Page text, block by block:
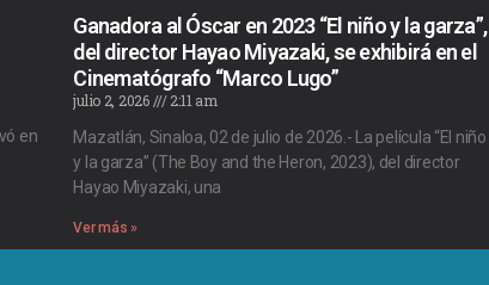
en
Ganadora al Óscar en 2023 “El niño y la garza”,
del director Hayao Miyazaki, se exhibirá en el
Cinematógrafo “Marco Lugo”
julio 2, 2026
2:11 am
Mazatlán, Sinaloa, 02 de julio de 2026.- La película “El niño
y la garza” (The Boy and the Heron, 2023), del director
Hayao Miyazaki, una
Ver más »